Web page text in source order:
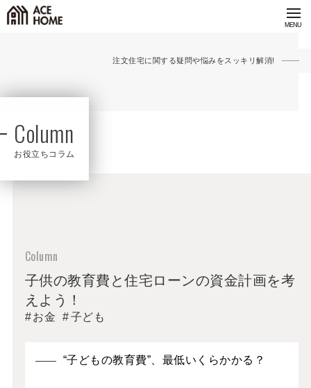
注文住宅に関する疑問や悩みをスッキリ解消!
Column
お役立ちコラム
子供の教育費と住宅ローンの資金計画を考
えよう！
お金 子ども
“子どもの教育費”、最低いくらかかる？